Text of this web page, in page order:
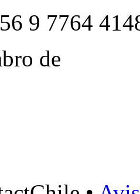
9 7764
de